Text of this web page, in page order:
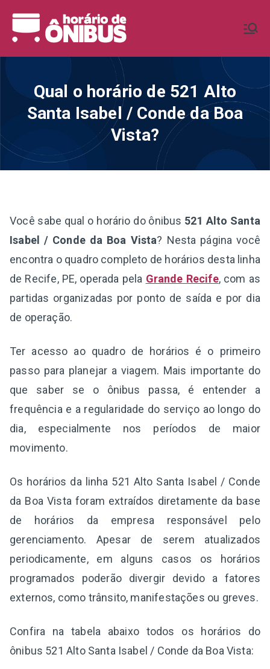
para
Ônibus BR
Horários de Ônibus de todo o
Qual o horário de 521 Alto
Santa Isabel / Conde da Boa
Vista?
Você sabe qual o horário do ônibus 521 Alto Santa
Isabel / Conde da Boa Vista? Nesta página você
encontra o quadro completo de horários desta linha
de Recife, PE, operada pela Grande Recife, com as
partidas organizadas por ponto de saída e por dia
de operação.
Ter acesso ao quadro de horários é o primeiro
passo para planejar a viagem. Mais importante do
que saber se o ônibus passa, é entender a
frequência e a regularidade do serviço ao longo do
dia, especialmente nos períodos de maior
movimento.
Os horários da linha 521 Alto Santa Isabel / Conde
da Boa Vista foram extraídos diretamente da base
de horários da empresa responsável pelo
gerenciamento. Apesar de serem atualizados
periodicamente, em alguns casos os horários
programados poderão divergir devido a fatores
externos, como trânsito, manifestações ou greves.
Confira na tabela abaixo todos os horários do
ônibus 521 Alto Santa Isabel / Conde da Boa Vista: